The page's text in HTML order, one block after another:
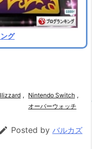
グ
, Nintendo Switch ,
オーバーウォッチ
Posted by バルカズ